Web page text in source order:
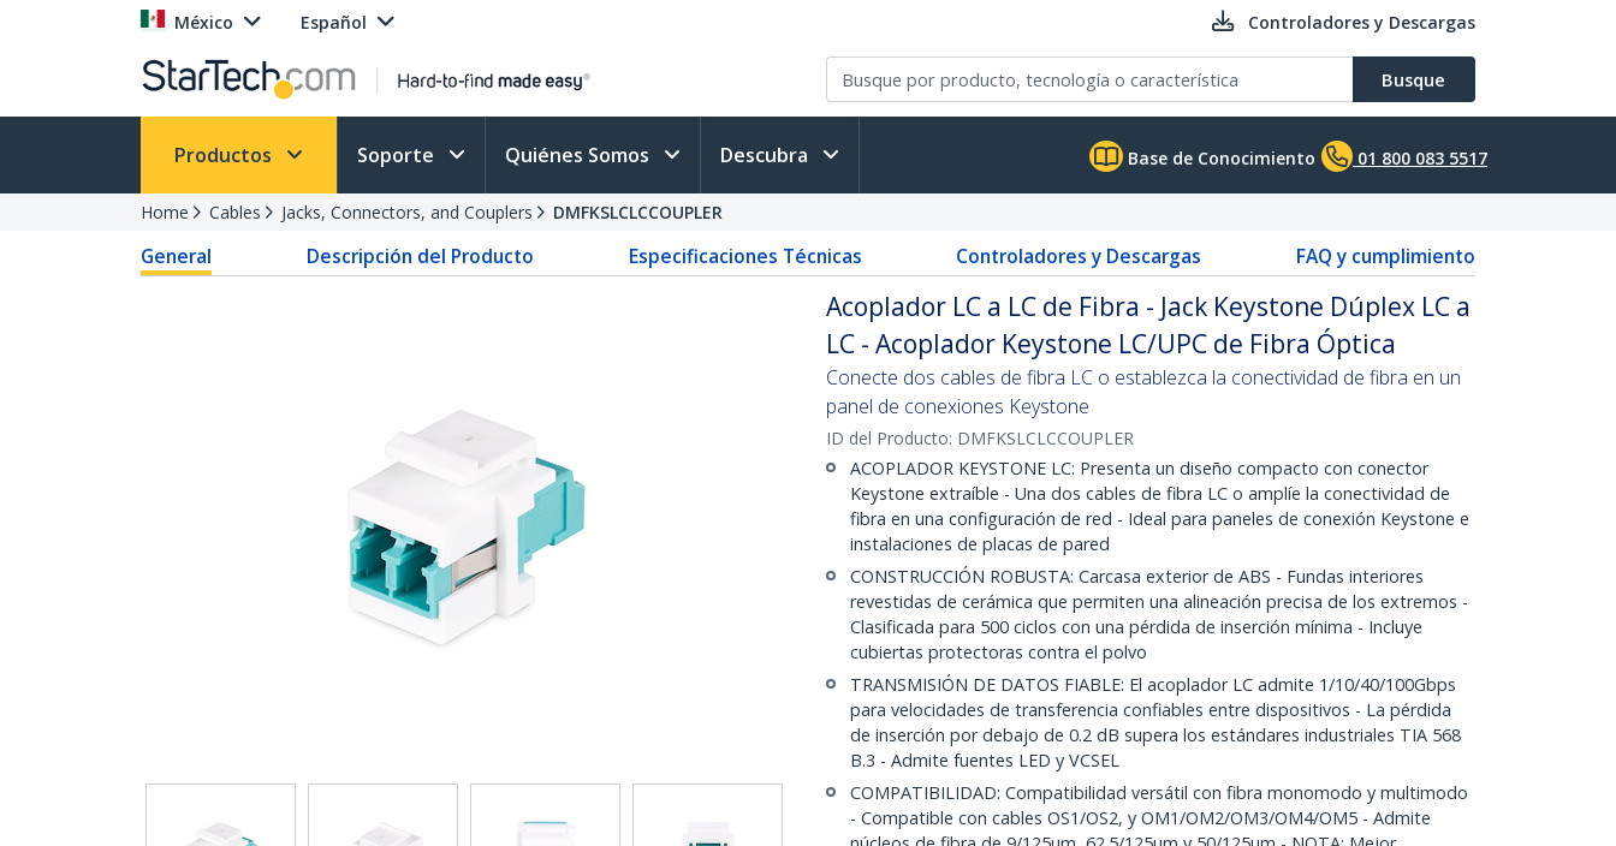
México Español Controladores y Descargas
Busque
Productos Soporte Quiénes Somos Descubra Base de Conocimiento 01 800 083 5517
Home Cables Jacks, Connectors, and Couplers DMFKSLCLCCOUPLER
General Descripción del Producto Especificaciones Técnicas Controladores y Descargas FAQ y cumplimiento
Acoplador LC a LC de Fibra - Jack Keystone Dúplex LC a
LC - Acoplador Keystone LC/UPC de Fibra Óptica
Conecte dos cables de fibra LC o establezca la conectividad de fibra en un
panel de conexiones Keystone
ID del Producto: DMFKSLCLCCOUPLER
ACOPLADOR KEYSTONE LC: Presenta un diseño compacto con conector
Keystone extraíble - Una dos cables de fibra LC o amplíe la conectividad de
fibra en una configuración de red - Ideal para paneles de conexión Keystone e
instalaciones de placas de pared
CONSTRUCCIÓN ROBUSTA: Carcasa exterior de ABS - Fundas interiores
revestidas de cerámica que permiten una alineación precisa de los extremos -
Clasificada para 500 ciclos con una pérdida de inserción mínima - Incluye
cubiertas protectoras contra el polvo
TRANSMISIÓN DE DATOS FIABLE: El acoplador LC admite 1/10/40/100Gbps
para velocidades de transferencia confiables entre dispositivos - La pérdida
de inserción por debajo de 0.2 dB supera los estándares industriales TIA 568
B.3 - Admite fuentes LED y VCSEL
COMPATIBILIDAD: Compatibilidad versátil con fibra monomodo y multimodo
- Compatible con cables OS1/OS2, y OM1/OM2/OM3/OM4/OM5 - Admite